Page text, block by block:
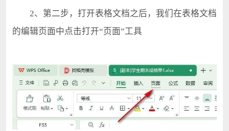
2、第二步，打开表格文档之后，我们在表格文档
的编辑页面中点击打开“页面”工具